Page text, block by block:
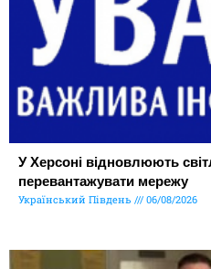
У Херсоні відновлюють
перевантажувати мережу
Український Південь 06/08/2026